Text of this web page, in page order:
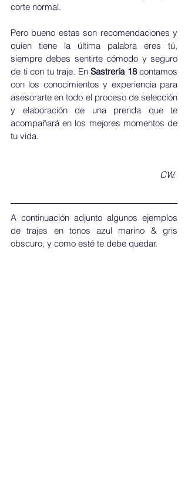
corte normal.
Pero bueno estas son recomendaciones y
quien tiene la última palabra eres tú,
siempre debes sentirte cómodo y seguro
de ti con tu traje. En Sastrería 18 contamos
con los conocimientos y experiencia para
asesorarte en todo el proceso de selección
y elaboración de una prenda que te
acompañará en los mejores momentos de
tu vida.
CW.
A continuación adjunto algunos ejemplos
de trajes en tonos azul marino & gris
obscuro, y como esté te debe quedar.